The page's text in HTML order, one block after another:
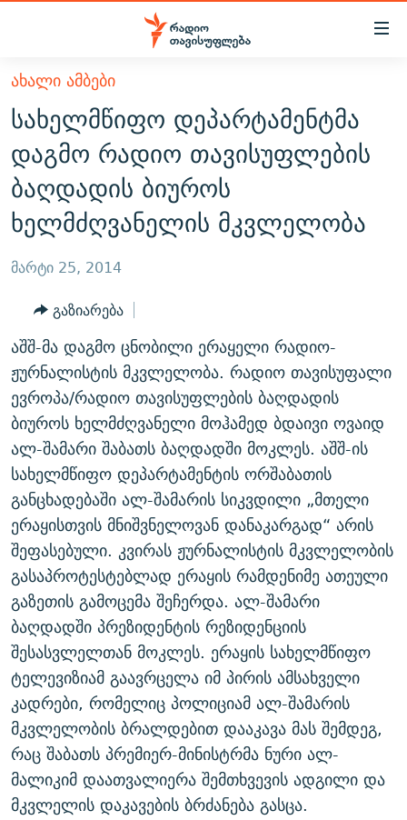
Accessibility
მთავარ
შინაარსზე
დაბრუნება
მთავარ
ნავიგაციაზე
დაბრუნება
ძიებაზე
დაბრუნება
ᲐᲮᲐᲚᲘ ᲐᲛᲑᲔᲑᲘ
ᲗᲔᲛᲔᲑᲘ
ᲞᲝᲚᲘᲢᲘᲙᲐ
ᲔᲙᲝᲜᲝᲛᲘᲙᲐ
ᲡᲐᲖᲝᲒᲐᲓᲝᲔᲑᲐ
ᲙᲣᲚᲢᲣᲠᲐ
ᲕᲘᲓᲔᲝ
ᲑᲚᲝᲒᲔᲑᲘ
ᲞᲝᲓᲙᲐᲡᲢᲔᲑᲘ
ᲐᲡᲐᲗᲘᲐᲜᲘᲡ ᲙᲣᲗᲮᲔ
60 ᲓᲔᲪᲘᲑᲔᲚᲘ
ᲒᲐᲜᲙᲘᲗᲮᲕᲘᲡ ᲓᲦᲔ
ᲓᲘᲚᲘᲡ ᲡᲐᲣᲑᲠᲔᲑᲘ
ᲛᲝᲚᲐᲞᲐᲠᲐᲙᲔ ᲢᲔᲥᲡᲢᲔᲑᲘ
ᲨᲘᲜ - ᲣᲪᲮᲝᲔᲗᲨᲘ
ᲚᲘᲢᲔᲠᲐᲢᲣᲠᲣᲚᲘ ᲬᲐᲮᲜᲐᲒᲔᲑᲘ
ᲐᲛᲔᲠᲘᲙᲣᲚᲘ ᲛᲝᲗᲮᲠᲝᲑᲐ
ᲘᲛᲞᲔᲠᲘᲐ ᲓᲐ ᲠᲐᲓᲘᲝ
ᲒᲐᲓᲐᲪᲔᲛᲔᲑᲘ
ᲤᲔᲜᲝᲕᲐᲜᲘ - 2.10
ᲞᲠᲝᲔᲥᲢᲔᲑᲘ
ᲣᲙᲠᲐᲘᲜᲐᲨᲘ ᲓᲐᲦᲣᲞᲣᲚᲘ ᲥᲐᲠᲗᲕᲔᲚᲘ ᲛᲔᲑᲠᲫᲝᲚᲔᲑᲘ - 2022
ᲓᲐᲛᲝᲣᲙᲘᲓᲔᲑᲚᲝᲑᲘᲡ 100 ᲬᲔᲚᲘ
ᲩᲔᲛᲘ ᲡᲘᲙᲕᲓᲘᲚᲘᲡ ᲛᲘᲖᲔᲖᲘᲐ COVID-19
11 ᲬᲔᲚᲘ - 11 ᲐᲛᲑᲐᲕᲘ
ᲡᲐᲞᲐᲠᲚᲐᲛᲔᲜᲢᲝ ᲐᲠᲩᲔᲕᲜᲔᲑᲘᲡ ᲘᲡᲢᲝᲠᲘᲐ
ᲑᲐᲕᲨᲕᲔᲑᲘ ᲞᲠᲝᲡᲢᲘᲢᲣᲪᲘᲐᲨᲘ - ᲐᲛᲝᲣᲗᲥᲛᲔᲚᲘ ᲐᲛᲑᲐᲕᲘ
5 ᲐᲛᲑᲐᲕᲘ - 20 ᲘᲕᲜᲘᲡᲡ ᲓᲐᲨᲐᲕᲔᲑᲣᲚᲔᲑᲘ
ᲐᲒᲕᲘᲡᲢᲝᲡ ᲝᲛᲘ
ПРИВЕТ ᲙᲣᲚᲢᲣᲠᲐ
ЭХО КАВКАЗА
ᲒᲐᲛᲝᲘᲬᲔᲠᲔ
რთე/რთ-ის ყველა საიტი
ᲐᲮᲐᲚᲘ ᲐᲛᲑᲔᲑᲘ
სახელმწიფო დეპარტამენტმა
დაგმო რადიო თავისუფლების
ბაღდადის ბიუროს
ხელმძღვანელის მკვლელობა
მარტი 25, 2014
გაზიარება
აშშ-მა დაგმო ცნობილი ერაყელი რადიო-
ჟურნალისტის მკვლელობა. რადიო თავისუფალი
ევროპა/რადიო თავისუფლების ბაღდადის
ბიუროს ხელმძღვანელი მოჰამედ ბდაივი ოვაიდ
ალ-შამარი შაბათს ბაღდადში მოკლეს. აშშ-ის
სახელმწიფო დეპარტამენტის ორშაბათის
განცხადებაში ალ-შამარის სიკვდილი „მთელი
ერაყისთვის მნიშვნელოვან დანაკარგად“ არის
შეფასებული. კვირას ჟურნალისტის მკვლელობის
გასაპროტესტებლად ერაყის რამდენიმე ათეული
გაზეთის გამოცემა შეჩერდა. ალ-შამარი
ბაღდადში პრეზიდენტის რეზიდენციის
შესასვლელთან მოკლეს. ერაყის სახელმწიფო
ტელევიზიამ გაავრცელა იმ პირის ამსახველი
კადრები, რომელიც პოლიციამ ალ-შამარის
მკვლელობის ბრალდებით დააკავა მას შემდეგ,
რაც შაბათს პრემიერ-მინისტრმა ნური ალ-
მალიკიმ დაათვალიერა შემთხვევის ადგილი და
მკვლელის დაკავების ბრძანება გასცა.